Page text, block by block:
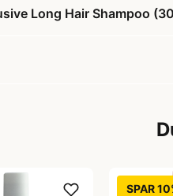
Long Hair Shampoo
SPAR